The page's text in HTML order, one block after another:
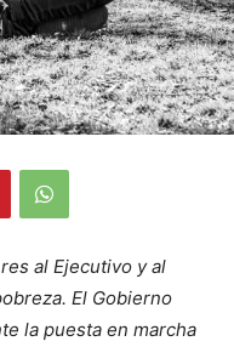
al Ejecutivo y al
El Gobierno
la puesta en marcha